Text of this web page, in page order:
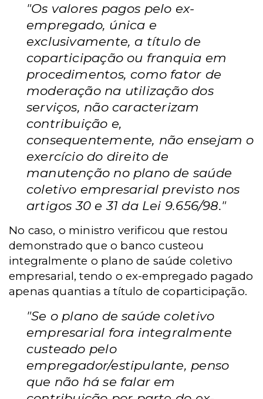
"Os valores pagos pelo ex-
empregado, única e
exclusivamente, a título de
coparticipação ou franquia em
procedimentos, como fator de
moderação na utilização dos
serviços, não caracterizam
contribuição e,
consequentemente, não ensejam o
exercício do direito de
manutenção no plano de saúde
coletivo empresarial previsto nos
artigos 30 e 31 da Lei 9.656/98."
No caso, o ministro verificou que restou
demonstrado que o banco custeou
integralmente o plano de saúde coletivo
empresarial, tendo o ex-empregado pagado
apenas quantias a título de coparticipação.
"Se o plano de saúde coletivo
empresarial fora integralmente
custeado pelo
empregador/estipulante, penso
que não há se falar em